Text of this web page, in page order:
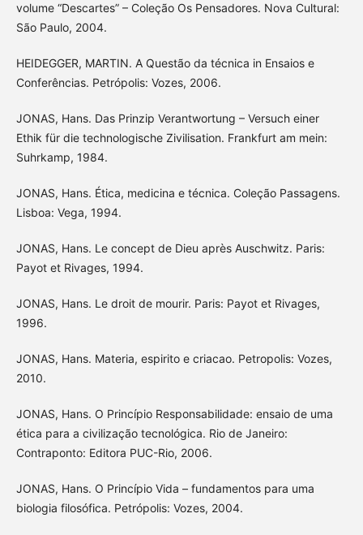
volume “Descartes” – Coleção Os Pensadores. Nova Cultural:
São Paulo, 2004.
HEIDEGGER, MARTIN. A Questão da técnica in Ensaios e
Conferências. Petrópolis: Vozes, 2006.
JONAS, Hans. Das Prinzip Verantwortung – Versuch einer
Ethik für die technologische Zivilisation. Frankfurt am mein:
Suhrkamp, 1984.
JONAS, Hans. Ética, medicina e técnica. Coleção Passagens.
Lisboa: Vega, 1994.
JONAS, Hans. Le concept de Dieu après Auschwitz. Paris:
Payot et Rivages, 1994.
JONAS, Hans. Le droit de mourir. Paris: Payot et Rivages,
1996.
JONAS, Hans. Materia, espirito e criacao. Petropolis: Vozes,
2010.
JONAS, Hans. O Princípio Responsabilidade: ensaio de uma
ética para a civilização tecnológica. Rio de Janeiro:
Contraponto: Editora PUC-Rio, 2006.
JONAS, Hans. O Princípio Vida – fundamentos para uma
biologia filosófica. Petrópolis: Vozes, 2004.